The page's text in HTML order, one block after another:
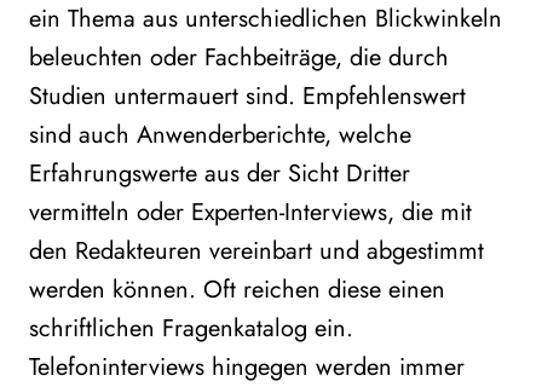
ein Thema aus unterschiedlichen Blickwinkeln
beleuchten oder Fachbeiträge, die durch
Studien untermauert sind. Empfehlenswert
sind auch Anwenderberichte, welche
Erfahrungswerte aus der Sicht Dritter
vermitteln oder Experten-Interviews, die mit
den Redakteuren vereinbart und abgestimmt
werden können. Oft reichen diese einen
schriftlichen Fragenkatalog ein.
Telefoninterviews hingegen werden immer